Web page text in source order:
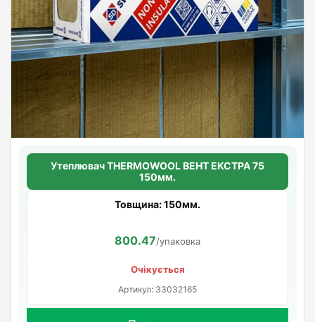
Утеплювач THERMOWOOL ВЕНТ ЕКСТРА 75
150мм.
Товщина: 150мм.
800.47/упаковка
Очікується
Артикул: 33032165